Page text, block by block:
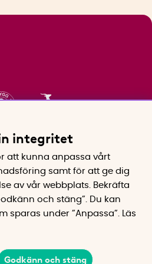
integritet
att kunna anpassa vårt
samt för att ge dig
av vår webbplats.
Bekräfta
och stäng”. Du kan
sparas under ”Anpassa”.
Läs
Godkänn och stäng